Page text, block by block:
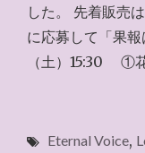
した。 先着販売
に応募して「果
（土）15:30 ①
Eternal Voice,